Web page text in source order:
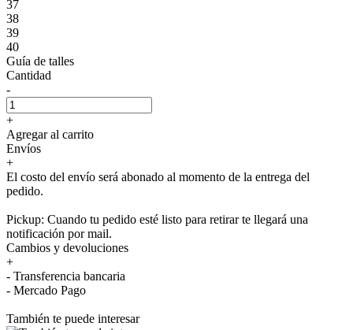
37
38
39
40
Guía de talles
Cantidad
-
+
Agregar al carrito
Envíos
+
El costo del envío será abonado al momento de la entrega del
pedido.
Pickup: Cuando tu pedido esté listo para retirar te llegará una
notificación por mail.
Cambios y devoluciones
+
- Transferencia bancaria
- Mercado Pago
También te puede interesar